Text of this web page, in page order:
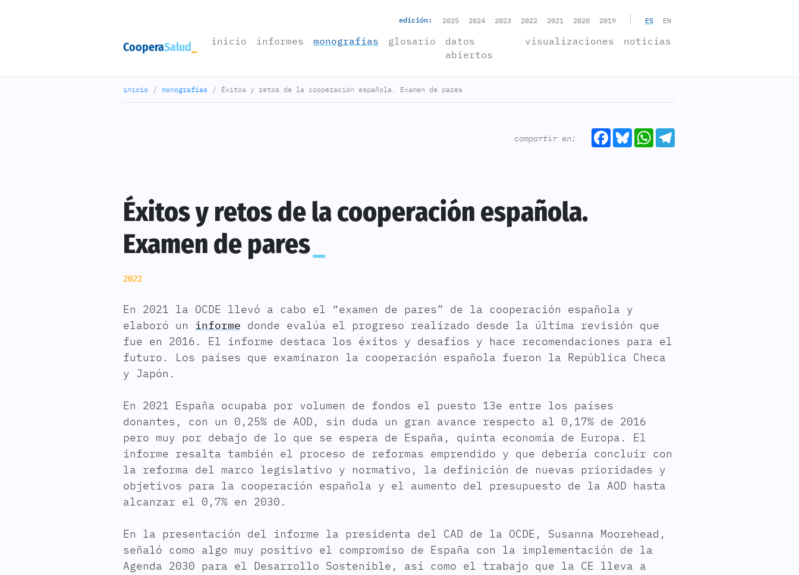
CooperaSalud
edición: 2025 2024 2023 2022 2021 2020 2019 | ES EN
inicio (current)
informes monografías glosario
datos
abiertos
visualizaciones noticias
inicio monografías Éxitos y retos de la cooperación española. Examen de pares
compartir en: WhatsApp
Bluesky
Facebook
Éxitos y retos de la cooperación española.
Examen de pares
2022
En 2021 la OCDE llevó a cabo el “examen de pares” de la cooperación española y
elaboró un informe donde evalúa el progreso realizado desde la última revisión que
fue en 2016. El informe destaca los éxitos y desafíos y hace recomendaciones para el
futuro. Los países que examinaron la cooperación española fueron la República Checa
y Japón.
En 2021 España ocupaba por volumen de fondos el puesto 13e entre los países
donantes, con un 0,25% de AOD, sin duda un gran avance respecto al 0,17% de 2016
pero muy por debajo de lo que se espera de España, quinta economía de Europa. El
informe resalta también el proceso de reformas emprendido y que debería concluir con
la reforma del marco legislativo y normativo, la definición de nuevas prioridades y
objetivos para la cooperación española y el aumento del presupuesto de la AOD hasta
alcanzar el 0,7% en 2030.
En la presentación del informe la presidenta del CAD de la OCDE, Susanna Moorehead,
señaló como algo muy positivo el compromiso de España con la implementación de la
Agenda 2030 para el Desarrollo Sostenible, así como el trabajo que la CE lleva a